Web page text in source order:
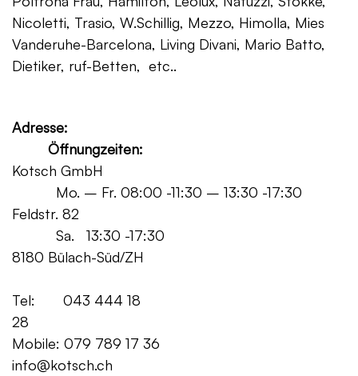
Nicoletti, Trasio, W.Schillig, Mezzo, Himolla, Mies
Vanderuhe-Barcelona, Living Divani, Mario Batto,
Dietiker, ruf-Betten, etc..
Adresse:
Öffnungzeiten:
Kotsch GmbH
Mo. – Fr. 08:00 -11:30 – 13:30 -17:30
Feldstr. 82
Sa. 13:30 -17:30
8180 Bülach-Süd/ZH
Tel: 043 444 18
28
Mobile: 079 789 17 36
info@kotsch.ch